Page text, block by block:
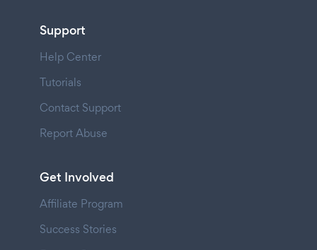
Support
Help Center
Tutorials
Contact Support
Report Abuse
Get Involved
Affiliate Program
Success Stories